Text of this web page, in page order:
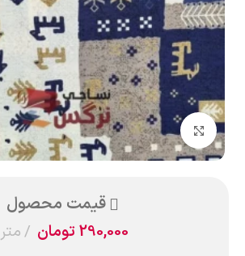
بزرگنمایی تصویر
قیمت محصول
290,000تومان متر